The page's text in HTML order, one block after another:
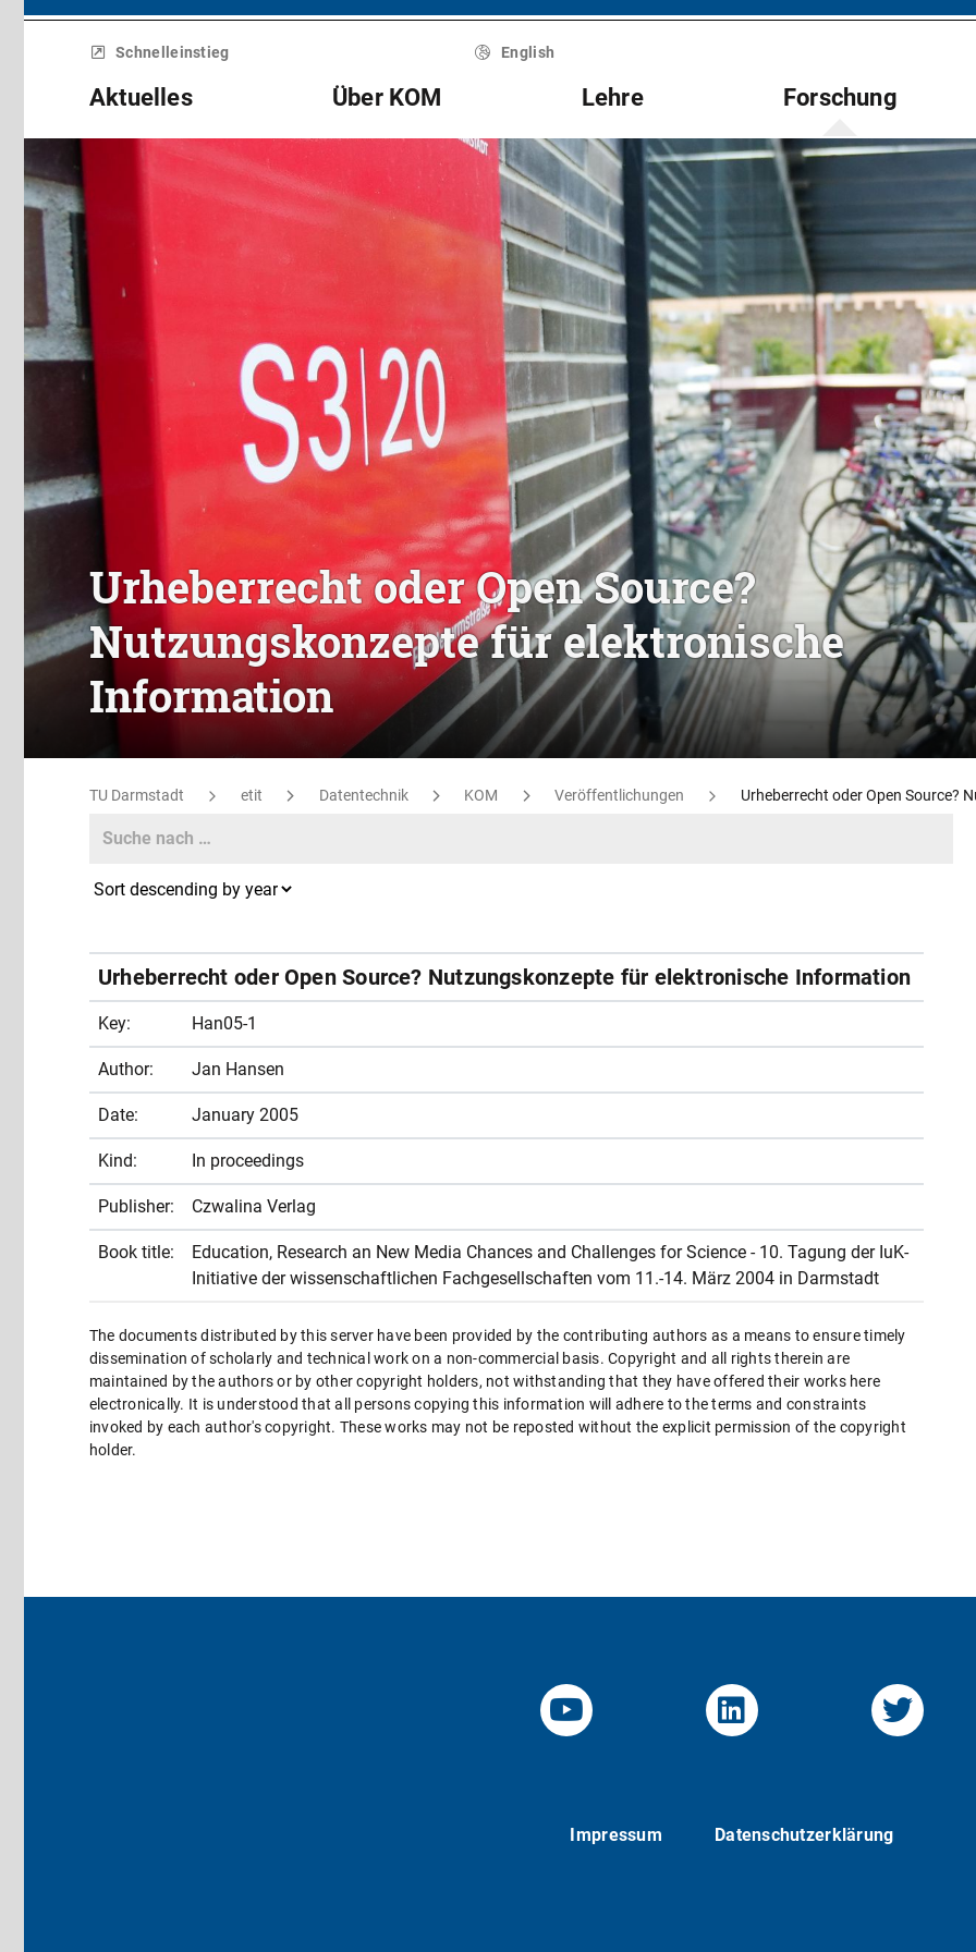
Menü
überspringenSchnelleinstieg English
Aktuelles Über KOM Lehre Forschung
Urheberrecht oder Open Source?
Nutzungskonzepte für elektronische
Information
TU Darmstadt etit Datentechnik KOM Veröffentlichungen Urheberrecht oder Open Source?
Search
Urheberrecht oder Open Source? Nutzungskonzepte für elektronische Information
Key: Han05-1
Author: Jan Hansen
Date: January 2005
Kind: In proceedings
Publisher: Czwalina Verlag
Book title:
Education, Research an New Media Chances and Challenges for Science - 10. Tagung der IuK-
Initiative der wissenschaftlichen Fachgesellschaften vom 11.-14. März 2004 in Darmstadt
The documents distributed by this server have been provided by the contributing authors as a means to ensure timely
dissemination of scholarly and technical work on a non-commercial basis. Copyright and all rights therein are
maintained by the authors or by other copyright holders, not withstanding that they have offered their works here
electronically. It is understood that all persons copying this information will adhere to the terms and constraints
invoked by each author's copyright. These works may not be reposted without the explicit permission of the copyright
holder.
YouTube-Channel von KOM
Linked.in von KOM
Impressum Datenschutzerklärung